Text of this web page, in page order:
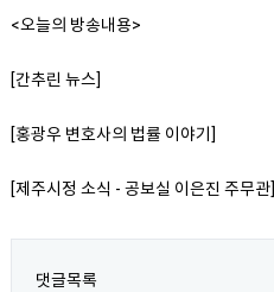
<오늘의 방송내용>
[간추린 뉴스]
[홍광우 변호사의 법률 이야기]
[제주시정 소식 - 공보실 이은진 주무관]
댓글목록